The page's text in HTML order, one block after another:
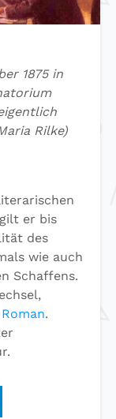
1875 in
Rilke)
er bis
des
wie auch
Schaffens.
Roman.